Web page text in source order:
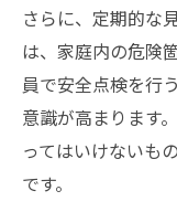
さらに、定期的な
は、家庭内の危険
員で安全点検を行
意識が高まります
ってはいけないも
です。